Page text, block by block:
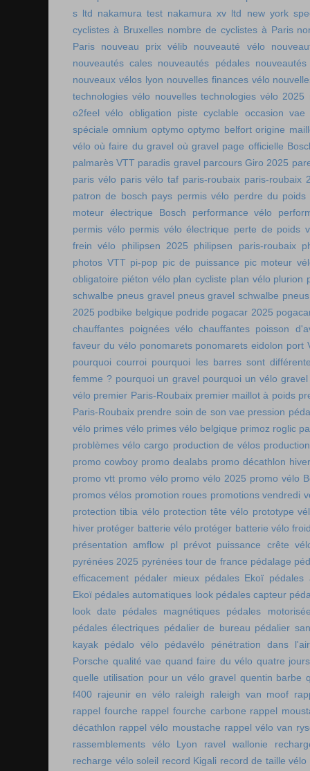
s ltd nakamura test nakamura xv ltd
new york
cyclistes à Bruxelles nombre de cyclistes à Paris
Paris
nouveau prix vélib nouveauté vélo
nouveautés cales nouveautés pédales
nouveaux vélos lyon nouvelles finances vélo
technologies vélo nouvelles technologies vélo 2025
o2feel vélo
obligation piste cyclable
occasion vae
spéciale omnium optymo optymo belfort origine
vélo où faire du gravel où gravel page officielle
palmarès VTT paradis gravel parcours Giro 2025
paris vélo paris vélo taf paris-roubaix paris-roubaix
patron de bosch pays permis vélo perdre du poids
moteur électrique Bosch
performance vélo
permis vélo permis vélo électrique perte de poids
frein vélo
philipsen 2025 philipsen paris-roubaix
photos VTT pi-pop pic de puissance pic moteur
obligatoire piéton vélo plan cycliste plan vélo plurion
schwalbe pneus gravel pneus gravel schwalbe
2025 podbike belgique podride pogacar 2025
chauffantes poignées vélo chauffantes poisson
faveur du vélo ponomarets ponomarets eidolon port
pourquoi courroi pourquoi les barres sont
femme ? pourquoi un gravel pourquoi un vélo gravel
vélo premier Paris-Roubaix premier maillot à poids
Paris-Roubaix prendre soin de son vae pression
vélo primes vélo primes vélo belgique primoz roglic
problèmes vélo cargo production de vélos
promo cowboy promo dealabs promo décathlon hiver
promo vtt promo vélo promo vélo 2025 promo vélo
promos vélos promotion roues promotions vendredi
protection tibia vélo protection tête vélo prototype
hiver protéger batterie vélo protéger batterie vélo
présentation amflow pl
prévot puissance crête
pyrénées 2025 pyrénées tour de france pédalage
efficacement pédaler mieux pédales Ekoï pédales
Ekoï pédales automatiques look pédales capteur
look date
pédales magnétiques
pédales
pédales électriques pédalier de bureau pédalier
kayak
pédalo vélo pédavélo
pénétration dans l'air
Porsche qualité vae quand faire du vélo quatre
quelle utilisation pour un vélo gravel quentin barbe
f400 rajeunir en vélo raleigh raleigh van moof
rappel fourche rappel fourche carbone rappel
décathlon rappel vélo moustache rappel vélo van
rassemblements vélo Lyon
ravel wallonie
recharge vélo soleil record Kigali record de taille vélo